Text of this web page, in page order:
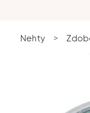
Nehty >